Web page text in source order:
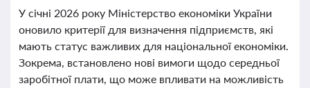
У січні 2026 року Міністерство економіки України
оновило критерії для визначення підприємств, які
мають статус важливих для національної економіки.
Зокрема, встановлено нові вимоги щодо середньої
заробітної плати, що може впливати на можливість